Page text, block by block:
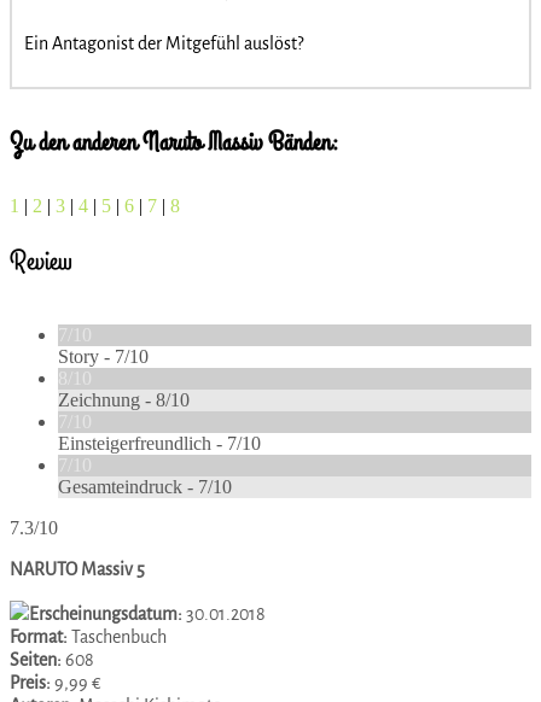
Ein Antagonist der Mitgefühl auslöst?
Zu den anderen Naruto Massiv Bänden:
1 | 2 | 3 | 4 | 5 | 6 | 7 | 8
Review
7/10
Story - 7/10
8/10
Zeichnung - 8/10
7/10
Einsteigerfreundlich - 7/10
7/10
Gesamteindruck - 7/10
7.3/10
NARUTO Massiv 5
Erscheinungsdatum: 30.01.2018
Format: Taschenbuch
Seiten: 608
Preis: 9,99 €